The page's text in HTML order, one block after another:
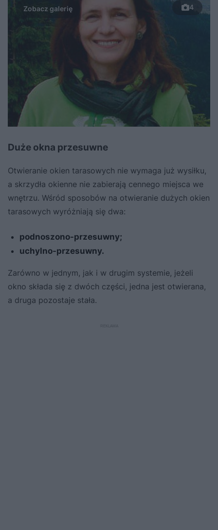
4
Duże okna przesuwne
Otwieranie okien tarasowych nie wymaga już wysiłku,
a skrzydła okienne nie zabierają cennego miejsca we
wnętrzu. Wśród sposobów na otwieranie dużych okien
tarasowych wyróżniają się dwa:
podnoszono-przesuwny;
uchylno-przesuwny.
Zarówno w jednym, jak i w drugim systemie, jeżeli
okno składa się z dwóch części, jedna jest otwierana,
a druga pozostaje stała.